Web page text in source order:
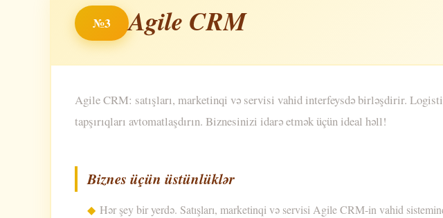
№3 Agile CRM
Agile CRM: satışları, marketinqi və servisi vahid interfeysdə birləşdirir.
tapşırıqları avtomatlaşdırın. Biznesinizi idarə etmək üçün ideal həll!
Biznes üçün üstünlüklər
Hər şey bir yerdə. Satışları, marketinqi və servisi Agile CRM-in vahid